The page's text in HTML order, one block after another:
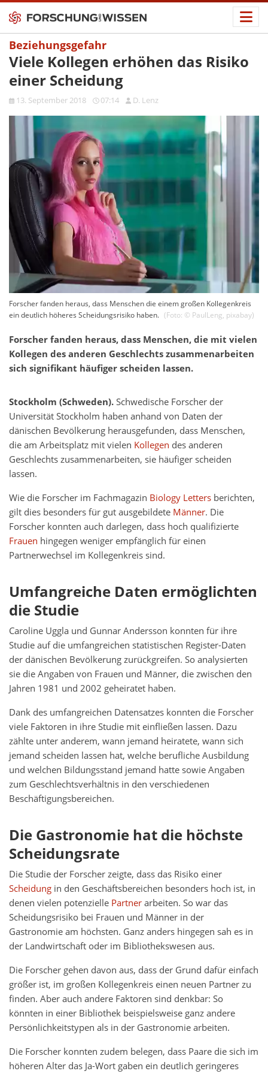
Beziehungsgefahr
Viele Kollegen erhöhen das Risiko
einer Scheidung
13. September 2018 07:14 D. Lenz
Forscher fanden heraus, dass Menschen die einem großen Kollegenkreis
ein deutlich höheres Scheidungsrisiko haben. (Foto: © PaulLeng, pixabay)
Forscher fanden heraus, dass Menschen, die mit vielen
Kollegen des anderen Geschlechts zusammenarbeiten
sich signifikant häufiger scheiden lassen.
Stockholm (Schweden).Schwedische Forscher der
Universität Stockholm haben anhand von Daten der
dänischen Bevölkerung herausgefunden, dass Menschen,
die am Arbeitsplatz mit vielen Kollegen des anderen
Geschlechts zusammenarbeiten, sie häufiger scheiden
lassen.
Wie die Forscher im Fachmagazin Biology Letters berichten,
gilt dies besonders für gut ausgebildete Männer. Die
Forscher konnten auch darlegen, dass hoch qualifizierte
Frauen hingegen weniger empfänglich für einen
Partnerwechsel im Kollegenkreis sind.
Umfangreiche Daten ermöglichten
die Studie
Caroline Uggla und Gunnar Andersson konnten für ihre
Studie auf die umfangreichen statistischen Register-Daten
der dänischen Bevölkerung zurückgreifen. So analysierten
sie die Angaben von Frauen und Männer, die zwischen den
Jahren 1981 und 2002 geheiratet haben.
Dank des umfangreichen Datensatzes konnten die Forscher
viele Faktoren in ihre Studie mit einfließen lassen. Dazu
zählte unter anderem, wann jemand heiratete, wann sich
jemand scheiden lassen hat, welche berufliche Ausbildung
und welchen Bildungsstand jemand hatte sowie Angaben
zum Geschlechtsverhältnis in den verschiedenen
Beschäftigungsbereichen.
Die Gastronomie hat die höchste
Scheidungsrate
Die Studie der Forscher zeigte, dass das Risiko einer
Scheidung in den Geschäftsbereichen besonders hoch ist, in
denen vielen potenzielle Partnerarbeiten. So war das
Scheidungsrisiko bei Frauen und Männer in der
Gastronomie am höchsten. Ganz anders hingegen sah es in
der Landwirtschaft oder im Bibliothekswesen aus.
Die Forscher gehen davon aus, dass der Grund dafür einfach
größer ist, im großen Kollegenkreis einen neuen Partner zu
finden. Aber auch andere Faktoren sind denkbar: So
könnten in einer Bibliothek beispielsweise ganz andere
Persönlichkeitstypen als in der Gastronomie arbeiten.
Die Forscher konnten zudem belegen, dass Paare die sich im
höheren Alter das Ja-Wort gaben ein deutlich geringeres